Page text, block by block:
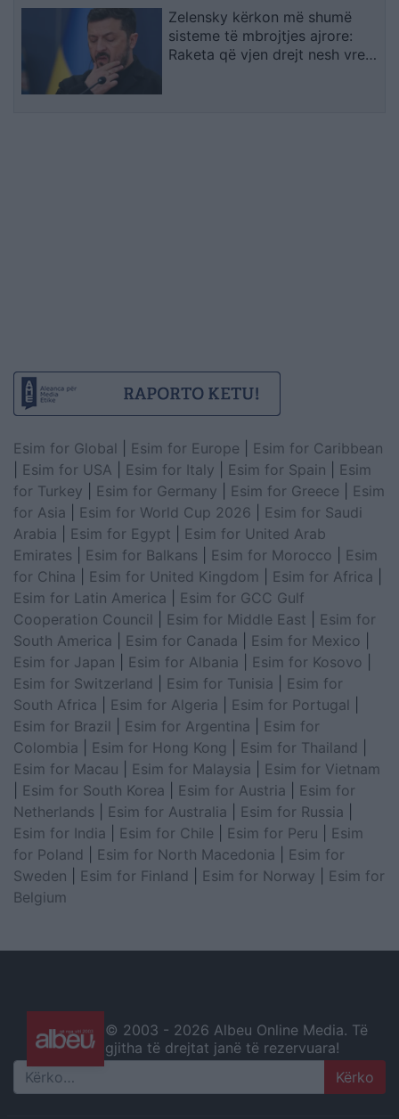
Zelensky kërkon më shumë
sisteme të mbrojtjes ajrore:
Raketa që vjen drejt nesh vret
Esim for Global Esim for Europe
Esim for Caribbean
Esim for USA Esim for Italy Esim for Spain
Esim
for Turkey
Esim for Germany Esim for Greece
Esim
for Asia
Esim for World Cup 2026
Esim for Saudi
Arabia
Esim for Egypt
Esim for United Arab
Emirates
Esim for Balkans Esim for Morocco
Esim
for China
Esim for United Kingdom Esim for Africa
Esim for Latin America
Esim for GCC Gulf
Cooperation Council
Esim for Middle East
Esim for
South America
Esim for Canada Esim for Mexico
Esim for Japan
Esim for Albania Esim for Kosovo
Esim for Switzerland
Esim for Tunisia
Esim for
South Africa
Esim for Algeria Esim for Portugal
Esim for Brazil
Esim for Argentina
Esim for
Colombia
Esim for Hong Kong Esim for Thailand
Esim for Macau
Esim for Malaysia
Esim for Vietnam
Esim for South Korea Esim for Austria
Esim for
Netherlands
Esim for Australia Esim for Russia
Esim for India
Esim for Chile Esim for Peru
Esim
for Poland
Esim for North Macedonia
Esim for
Sweden
Esim for Finland Esim for Norway
Esim for
Belgium
© 2003 - 2026 Albeu Online Media. Të
gjitha të drejtat janë të rezervuara!
Search